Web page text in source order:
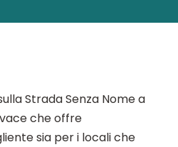
Strada Senza Nome a
che offre
sia per i locali che